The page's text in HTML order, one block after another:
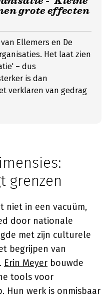
grote effecten
Ellemers en De
Het laat zien
– dus
is dan
verklaren van gedrag
grenzen
niet in een vacuüm,
door nationale
met zijn culturele
begrijpen van
Erin Meyer bouwde
tools voor
Hun werk is onmisbaar